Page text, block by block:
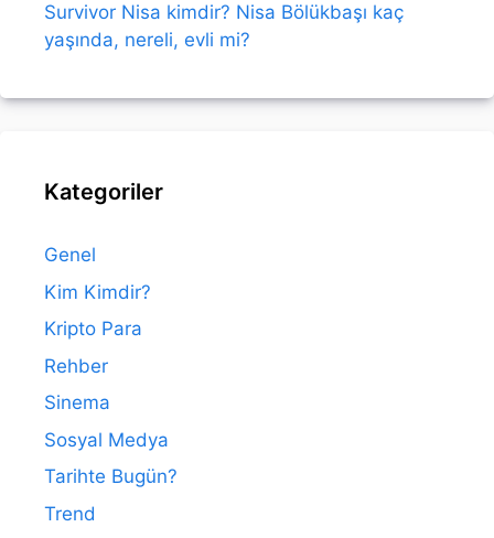
Survivor Nisa kimdir? Nisa Bölükbaşı kaç
yaşında, nereli, evli mi?
Kategoriler
Genel
Kim Kimdir?
Kripto Para
Rehber
Sinema
Sosyal Medya
Tarihte Bugün?
Trend